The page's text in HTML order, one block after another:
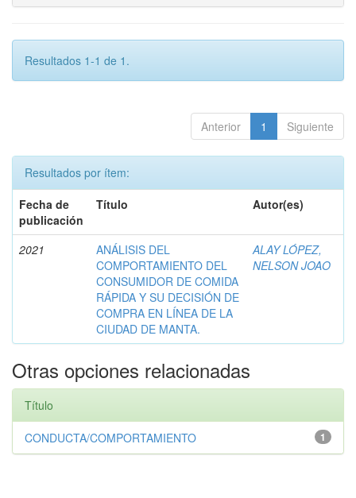
Resultados 1-1 de 1.
Anterior 1 Siguiente
Resultados por ítem:
Fecha de
publicación
Título Autor(es)
2021
ANÁLISIS DEL
COMPORTAMIENTO DEL
CONSUMIDOR DE COMIDA
RÁPIDA Y SU DECISIÓN DE
COMPRA EN LÍNEA DE LA
CIUDAD DE MANTA.
ALAY LÓPEZ,
NELSON JOAO
Otras opciones relacionadas
Título
1
CONDUCTA/COMPORTAMIENTO